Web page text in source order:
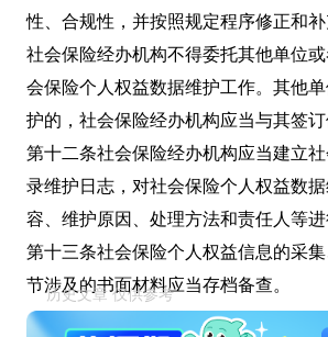
性、合规性，并按照规定程序修正和补
社会保险经办机构不得委托其他单位
会保险个人权益数据维护工作。其他
护的，社会保险经办机构应当与其签订
第十二条社会保险经办机构应当建立
录维护日志，对社会保险个人权益数
容、维护原因、处理方法和责任人等进
第十三条社会保险个人权益信息的采
节涉及的书面材料应当存档备查。